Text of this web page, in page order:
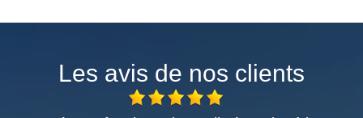
Les avis de nos clients